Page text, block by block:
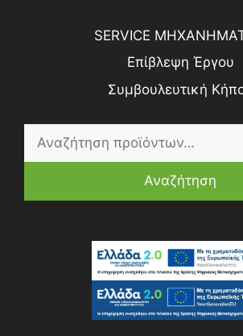
SERVICE
Επίβλεψη Έργου
Συμβουλευτική
Αναζήτηση